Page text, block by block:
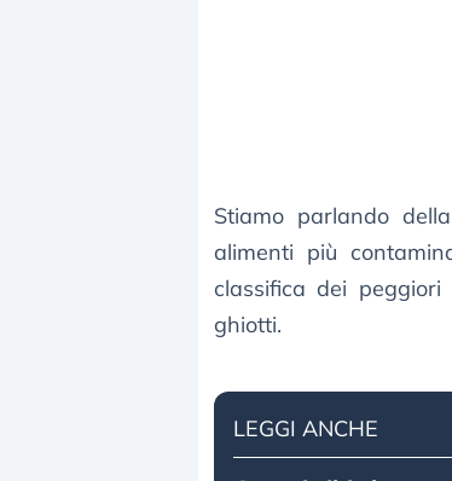
Stiamo parlando
alimenti più
classifica dei
ghiotti.
LEGGI ANCHE